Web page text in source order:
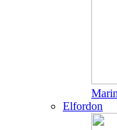
Elfordon